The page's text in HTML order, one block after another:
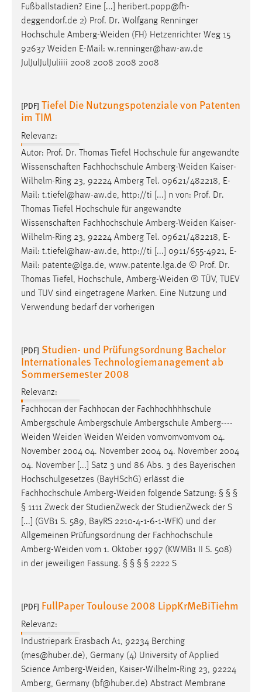
Fußballstadien? Eine [...] heribert.popp@fh-
deggendorf.de 2) Prof. Dr. Wolfgang Renninger
Hochschule Amberg-Weiden (FH) Hetzenrichter Weg 15
92637 Weiden E-Mail: w.renninger@haw-aw.de
JulJulJulJuliiii 2008 2008 2008 2008
[PDF] Tiefel Die Nutzungspotenziale von Patenten
im TIM
Relevanz:
Autor: Prof. Dr. Thomas Tiefel Hochschule für angewandte
Wissenschaften Fachhochschule Amberg-Weiden Kaiser-
Wilhelm-Ring 23, 92224 Amberg Tel. 09621/482218, E-
Mail: t.tiefel@haw-aw.de, http://ti [...] n von: Prof. Dr.
Thomas Tiefel Hochschule für angewandte
Wissenschaften Fachhochschule Amberg-Weiden Kaiser-
Wilhelm-Ring 23, 92224 Amberg Tel. 09621/482218, E-
Mail: t.tiefel@haw-aw.de, http://ti [...] 0911/655-4921, E-
Mail: patente@lga.de, www.patente.lga.de © Prof. Dr.
Thomas Tiefel, Hochschule, Amberg-Weiden ® TÜV, TUEV
und TUV sind eingetragene Marken. Eine Nutzung und
Verwendung bedarf der vorherigen
[PDF] Studien- und Prüfungsordnung Bachelor
Internationales Technologiemanagement ab
Sommersemester 2008
Relevanz:
Fachhocan der Fachhocan der Fachhochhhhschule
Ambergschule Ambergschule Ambergschule Amberg----
Weiden Weiden Weiden Weiden vomvomvomvom 04.
November 2004 04. November 2004 04. November 2004
04. November [...] Satz 3 und 86 Abs. 3 des Bayerischen
Hochschulgesetzes (BayHSchG) erlässt die
Fachhochschule Amberg-Weiden folgende Satzung: § § §
§ 1111 Zweck der StudienZweck der StudienZweck der S
[...] (GVB1 S. 589, BayRS 2210-4-1-6-1-WFK) und der
Allgemeinen Prüfungsordnung der Fachhochschule
Amberg-Weiden vom 1. Oktober 1997 (KWMB1 II S. 508)
in der jeweiligen Fassung. § § § § 2222 S
[PDF] FullPaper Toulouse 2008 LippKrMeBiTiehm
Relevanz:
Industriepark Erasbach A1, 92234 Berching
(mes@huber.de), Germany (4) University of Applied
Science Amberg-Weiden, Kaiser-Wilhelm-Ring 23, 92224
Amberg, Germany (bf@huber.de) Abstract Membrane